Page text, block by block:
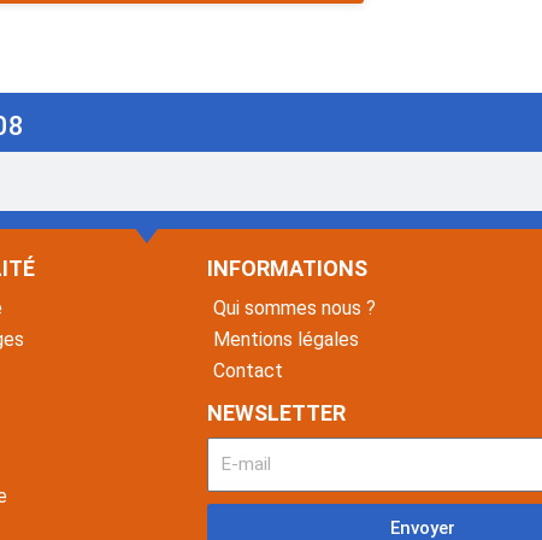
INFORMATIONS
Qui sommes nous ?
Mentions légales
Contact
NEWSLETTER
Envoyer